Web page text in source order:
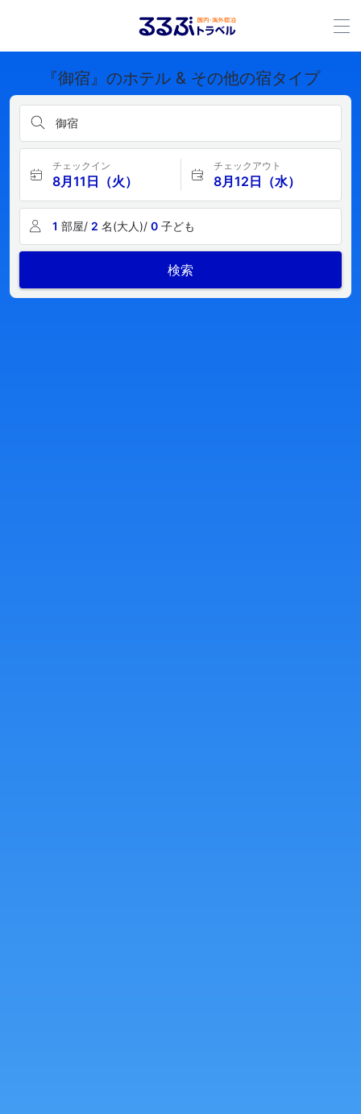
『御宿』のホテル & その他の宿タイプ
御宿
チェックイン
8月11日（火）
チェックアウト
8月12日（水）
1 部屋/ 2 名(大人)/ 0 子ども
検索